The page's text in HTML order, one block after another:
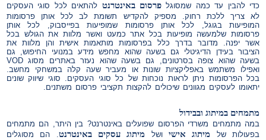
כדי להבין עד כמה שמסוגל פרסום באינטרנט להתאים לכל סוגי העסקים
לא צריך ללכת רחוק. מספיק להקדיש תשומת לב לכל אותן פרסומות
המופיעות בגוגל, לכל אותן פרסומות שמופיעות בפייסבוק, לכל אותן
פרסומות שלמעשה מופיעות בכל אתר כמעט ואשר מלוות את הגולש בכל
אשר יפנה. מדובר בדרך כלל בפרסומות מותאמות אישית והן מלוות את
הציבור בעידן הדיגיטלי גם בשעה שהוא מחפש מידע במנועי החיפוש, גם
בשעה שהוא צופה בסרטונים, גם בשעה שהוא נעזר באתרים מסוג VOD
ואפילו משתמש באפליקציות שונות או מעביר שעה קלה במשחקי מחשב.
בכל הפרסומות ניתן לראות נוכחות של כל סוגי העסקים. סוגי שיווק שונים
יתאומו לעסקים מגוונים שיכולים להקצות תקציבי פרסום משתנים.
מתמחים במיתוג ובבידול
במה מתמחים משרדי הפרסום שפועלים באינטרנט? בין היתר, הם מתמחים
בפעולות של מיתוג אישיושל מיתוג עסקים באינטרנט. הם מסוגלים